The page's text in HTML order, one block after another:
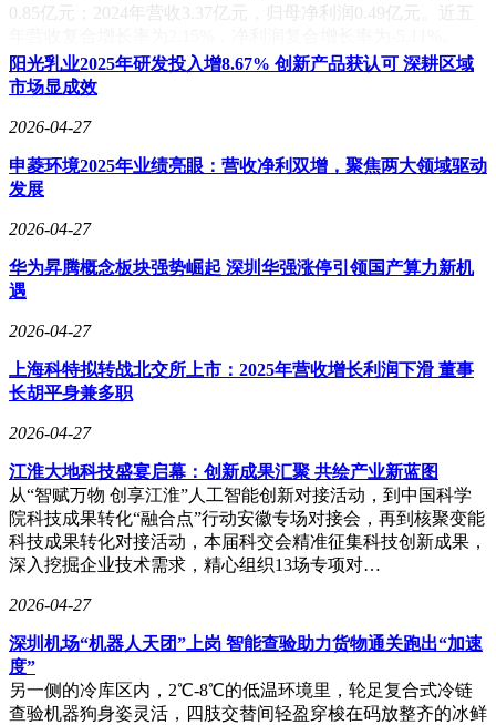
0.85亿元；2024年营收3.37亿元，归母净利润0.49亿元。近五
在利润分配方面，公司拟向全体股东每10股派发现金红利6.8
元（含税），分红率约79.07%。作为国内列控系统关键设备
领域的领先供应商，交大思诺通过持续优化产品结构、提升技
续聚焦轨道交通智能化、数字化升级需求，推动核心产品迭代
与创新。
阳光乳业2025年研发投入增8.67% 创新产品获认可 深耕区域
市场显成效
2026-04-27
申菱环境2025年业绩亮眼：营收净利双增，聚焦两大领域驱动
发展
2026-04-27
华为昇腾概念板块强势崛起 深圳华强涨停引领国产算力新机
遇
2026-04-27
上海科特拟转战北交所上市：2025年营收增长利润下滑 董事
长胡平身兼多职
2026-04-27
江淮大地科技盛宴启幕：创新成果汇聚 共绘产业新蓝图
从“智赋万物 创享江淮”人工智能创新对接活动，到中国科学
院科技成果转化“融合点”行动安徽专场对接会，再到核聚变能
科技成果转化对接活动，本届科交会精准征集科技创新成果，
深入挖掘企业技术需求，精心组织13场专项对…
2026-04-27
深圳机场“机器人天团”上岗 智能查验助力货物通关跑出“加速
度”
另一侧的冷库区内，2℃-8℃的低温环境里，轮足复合式冷链
查验机器狗身姿灵活，四肢交替间轻盈穿梭在码放整齐的冰鲜